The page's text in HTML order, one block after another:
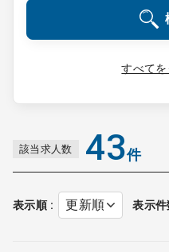
9:00
0120-
採用をお考えの医療機関の方
すべて
該当求人数 43件
表示順 表示件